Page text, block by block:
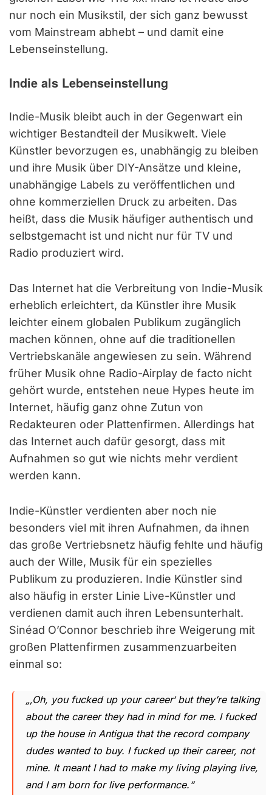
nur noch ein Musikstil, der sich ganz bewusst
vom Mainstream abhebt – und damit eine
Lebenseinstellung.
Indie als Lebenseinstellung
Indie-Musik bleibt auch in der Gegenwart ein
wichtiger Bestandteil der Musikwelt. Viele
Künstler bevorzugen es, unabhängig zu bleiben
und ihre Musik über DIY-Ansätze und kleine,
unabhängige Labels zu veröffentlichen und
ohne kommerziellen Druck zu arbeiten. Das
heißt, dass die Musik häufiger authentisch und
selbstgemacht ist und nicht nur für TV und
Radio produziert wird.
Das Internet hat die Verbreitung von Indie-Musik
erheblich erleichtert, da Künstler ihre Musik
leichter einem globalen Publikum zugänglich
machen können, ohne auf die traditionellen
Vertriebskanäle angewiesen zu sein. Während
früher Musik ohne Radio-Airplay de facto nicht
gehört wurde, entstehen neue Hypes heute im
Internet, häufig ganz ohne Zutun von
Redakteuren oder Plattenfirmen. Allerdings hat
das Internet auch dafür gesorgt, dass mit
Aufnahmen so gut wie nichts mehr verdient
werden kann.
Indie-Künstler verdienten aber noch nie
besonders viel mit ihren Aufnahmen, da ihnen
das große Vertriebsnetz häufig fehlte und häufig
auch der Wille, Musik für ein spezielles
Publikum zu produzieren. Indie Künstler sind
also häufig in erster Linie Live-Künstler und
verdienen damit auch ihren Lebensunterhalt.
Sinéad O’Connor beschrieb ihre Weigerung mit
großen Plattenfirmen zusammenzuarbeiten
einmal so:
„‚Oh, you fucked up your career‘ but they’re talking
about the career they had in mind for me. I fucked
up the house in Antigua that the record company
dudes wanted to buy. I fucked up their career, not
mine. It meant I had to make my living playing live,
and I am born for live performance.“